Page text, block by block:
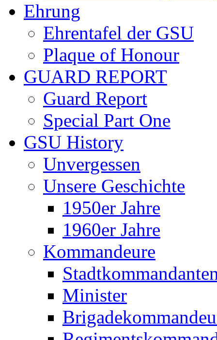
Ehrung
Ehrentafel der GSU
Plaque of Honour
GUARD REPORT
Guard Report
Special Part One
GSU History
Unvergessen
Unsere Geschichte
1950er Jahre
1960er Jahre
Kommandeure
Minister